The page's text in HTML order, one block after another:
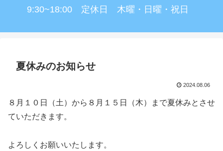
9:30~18:00 定休日 木曜・日曜・祝日
夏休みのお知らせ
2024.08.06
８月１０日（土）から８月１５日（木）まで夏休みとさせ
ていただきます。
よろしくお願いいたします。